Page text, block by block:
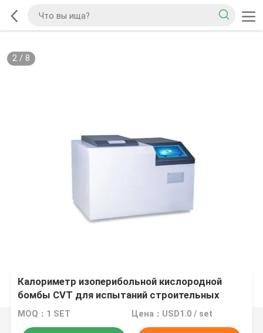
2/ 8
Калориметр изоперибольной кислородной
бомбы CVT для испытаний строительных
материалов угля
MOQ：1 SET Цена：USD1.0 / set